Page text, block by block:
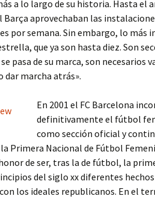
a lo largo de su historia. Hasta el
Barça aprovechaban las
por semana. Sin embargo, lo más
que ya son hasta diez. Son
pasa de su marca, son necesarios
marcha atrás».
En 2001 el FC Barcelona
definitivamente el fútbol
como sección oficial y
Primera Nacional de Fútbol
de ser, tras la de fútbol, la
del siglo xx diferentes
los ideales republicanos. En el